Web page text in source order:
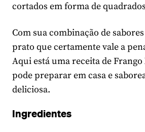
cortados em forma de
Com sua combinação de
prato que certamente vale a
Aqui está uma receita de
pode preparar em casa e
deliciosa.
Ingredientes